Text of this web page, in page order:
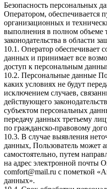
Безопасность персональных
Оператором, обеспечивается
организационных и
выполнения в полном объеме
законодательства в области
10.1. Оператор обеспечивает
данных и принимает все
доступ к персональным
10.2. Персональные данные
каких условиях не будут
исключением случаев,
действующего
субъектом персональных
передачу данных третьему
по гражданско-правовому
10.3. В случае выявления
данных, Пользователь может
самостоятельно, путем
на адрес электронной почты
comfort@mail.ru с пометкой
данных».